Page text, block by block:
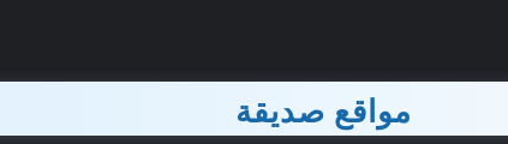
مواقع صديقة